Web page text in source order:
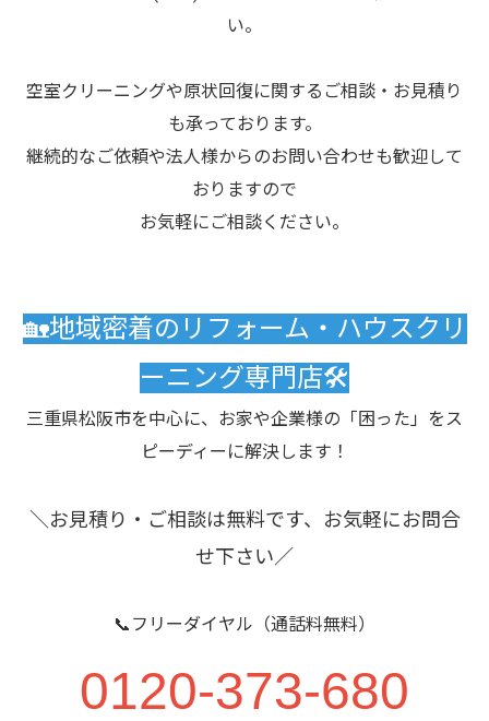
い。
空室クリーニングや原状回復に関するご相談・お見積り
も承っております。
継続的なご依頼や法人様からのお問い合わせも歓迎して
おりますので
お気軽にご相談ください。
🏡地域密着のリフォーム・ハウスクリ
ーニング専門店🛠️
三重県松阪市を中心に、お家や企業様の「困った」をス
ピーディーに解決します！
＼お見積り・ご相談は無料です、お気軽にお問合
せ下さい／
📞フリーダイヤル（通話料無料）
0120-373-680